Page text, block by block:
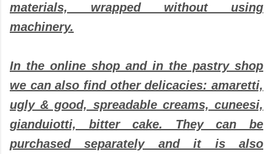
materials, wrapped without using
machinery.
In the online shop and in the pastry shop
we can also find other delicacies: amaretti,
ugly & good, spreadable creams, cuneesi,
gianduiotti, bitter cake. They can be
purchased separately and it is also